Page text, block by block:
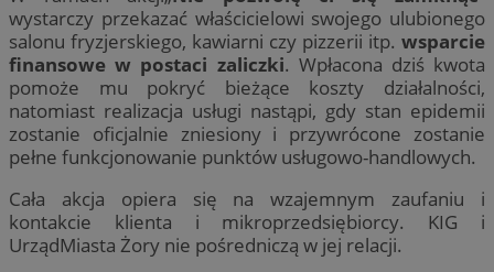
wystarczy przekazać właścicielowi swojego ulubionego
salonu fryzjerskiego, kawiarni czy pizzerii itp. wsparcie
finansowe w postaci zaliczki. Wpłacona dziś kwota
pomoże mu pokryć bieżące koszty działalności,
natomiast realizacja usługi nastąpi, gdy stan epidemii
zostanie oficjalnie zniesiony i przywrócone zostanie
pełne funkcjonowanie punktów usługowo-handlowych.
Cała akcja opiera się na wzajemnym zaufaniu i
kontakcie klienta i mikroprzedsiębiorcy. KIG i
UrządMiasta Żory nie pośredniczą w jej relacji.